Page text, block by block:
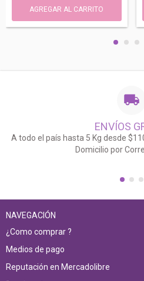
ENVÍOS
A todo el país hasta 5 Kg desde
Domicilio por
NAVEGACIÓN
¿Como comprar ?
Medios de pago
Reputación en Mercadolibre